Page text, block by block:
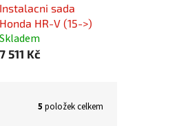
Instalacni sada
Honda HR-V (15->)
Skladem
7 511 Kč
5 položek celkem